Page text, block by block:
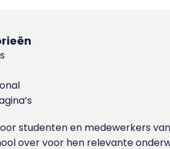
studenten en medewerkers
over voor hen relevante